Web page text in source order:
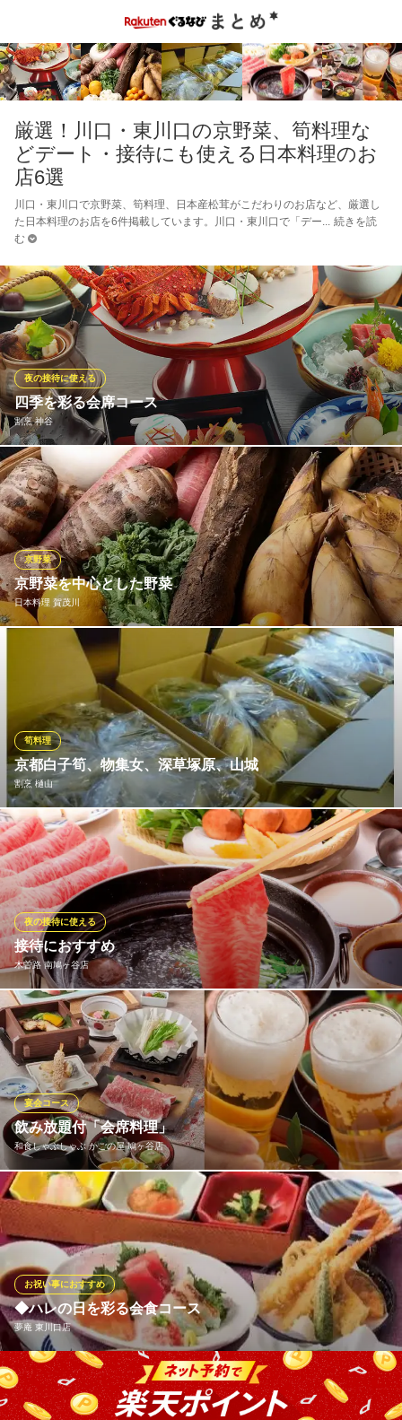
厳選！川口・東川口の京野菜、筍料理な
どデート・接待にも使える日本料理のお
店6選
川口・東川口で京野菜、筍料理、日本産松茸がこだわりのお店など、厳選し
た日本料理のお店を6件掲載しています。川口・東川口で「デー
続きを読
む
四季を彩る会席コース
割烹 神谷
夜の接待に使える
「素敵な記念日を祝っていただきたい」と料理長が用意した特別
なコースは、旬の素材をあしらった前菜や煮物、酢の物から水菓
子まで一つ一つ職人がていねいに作っており、匠の技を感じるこ
とができる。豪華絢爛な伊勢海老やふっくらと炊き上げられた赤
飯など、めでたい気分を盛り上げてくれる祝いコース。
割烹 神谷
和食・しゃぶしゃぶ
ＪＲ京浜東北線川口駅 徒歩5分
埼玉県川口市栄町2-1-26 神谷ビル1･2F
京野菜を中心とした野菜
日本料理 賀茂川
京野菜
お料理に使う野菜は京野菜を中心に新鮮な野菜を使用しておりま
す。京都の風土の中で育てられた京野菜は独特の形や色、奥深い
味わいや高い栄養素を含んでいるという特徴があります。京都の
独自の食文化を支え、発展してきた京野菜を是非ご賞味下さい。
日本料理 賀茂川
日本料理・京料理
ＪＲ京浜東北線川口駅 徒歩3分
埼玉県川口市川口3-2-4 2F
京都白子筍、物集女、深草塚原、山城
割烹 樋山
筍料理
京都白子の夕堀筍、竹林は春夏秋冬手入れされ粘土質の土壌に保
たれています。筍は自分自身の生産活動だけに集中しますのでシ
ュウ酸と呼ばれるアルカロイド系のアクが、まったく無く、生で
かじっても甘くジューシーです。お刺身、ボイルお刺身、直炊
き、直焼き、うずら木芽焼き、餡絡み等。糠などで下処理がいり
ません。
割烹 樋山
松茸 割烹料理
ＪＲ武蔵野線東川口駅 徒歩5分
埼玉県川口市東川口2-6-8
接待におすすめ
木曽路 南鳩ヶ谷店
夜の接待に使える
落ち着いた個室でご安心してご利用頂けます様、木曽路のおもて
なしで大切なご接待をサポートさせていただきます。 こだわりの
牛肉と野菜を組み合わせた「しゃぶしゃぶ」は、旨味を引き出す
相性の良い素材です。 体に優しい温野菜もたっぷり取れて栄養バ
ランスも抜群です。
木曽路 南鳩ヶ谷店
しゃぶしゃぶ・日本料理
埼玉高速鉄道線南鳩ヶ谷駅 徒歩3分
埼玉県川口市南鳩ヶ谷4-5-2
飲み放題付「会席料理」
和食しゃぶしゃぶ かごの屋 鳩ヶ谷店
宴会コース
美味しいお食事を囲んで語らう場にして頂けますよう、慶事会
席・法要会席など様々なプランをご用意させていただいておりま
す。ご予算・ご要望にお応えいたしますのでご利用の店舗へお気
軽にご相談ください。
和食しゃぶしゃぶ かごの屋 鳩ヶ谷店
和食しゃぶしゃぶ
埼玉高速鉄道線南鳩ヶ谷駅 徒歩5分
埼玉県川口市南鳩ヶ谷4-15-6
◆ハレの日を彩る会食コース
夢庵 東川口店
お祝い事におすすめ
お祝いの席や故人を偲ぶ法要後の会食など、特別な日のためのお
料理もご用意！彩り豊かな前菜から、素材を活かした温物、最後